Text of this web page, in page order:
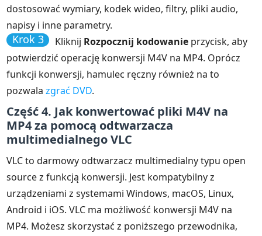
dostosować wymiary, kodek wideo, filtry, pliki audio,
napisy i inne parametry.
Krok 3 Kliknij Rozpocznij kodowanie przycisk, aby
potwierdzić operację konwersji M4V na MP4. Oprócz
funkcji konwersji, hamulec ręczny również na to
pozwalazgrać DVD.
Część 4. Jak konwertować pliki M4V na
MP4 za pomocą odtwarzacza
multimedialnego VLC
VLC to darmowy odtwarzacz multimedialny typu open
source z funkcją konwersji. Jest kompatybilny z
urządzeniami z systemami Windows, macOS, Linux,
Android i iOS. VLC ma możliwość konwersji M4V na
MP4. Możesz skorzystać z poniższego przewodnika,